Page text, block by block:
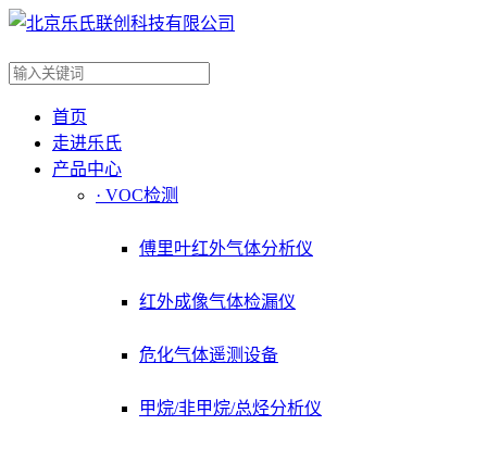
首页
走进乐氏
产品中心
· VOC检测
傅里叶红外气体分析仪
红外成像气体检漏仪
危化气体遥测设备
甲烷/非甲烷/总烃分析仪